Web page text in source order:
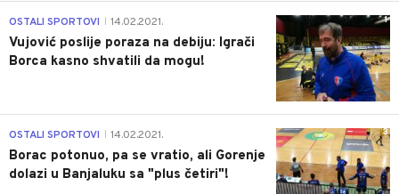
1
OSTALI SPORTOVI 14.02.2021.
Vujović poslije poraza na debiju: Igrači
Borca kasno shvatili da mogu!
3
OSTALI SPORTOVI 14.02.2021.
Borac potonuo, pa se vratio, ali Gorenje
dolazi u Banjaluku sa "plus četiri"!